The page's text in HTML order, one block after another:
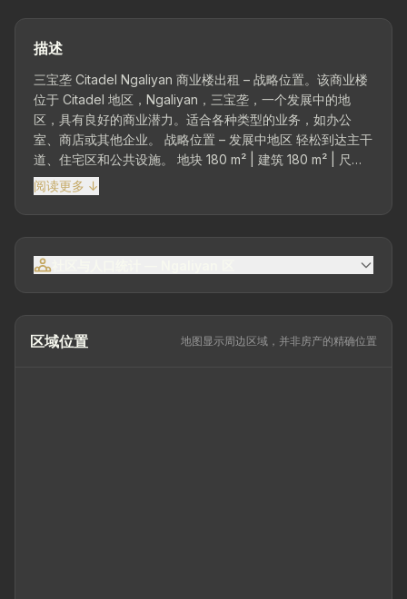
描述
三宝垄 Citadel Ngaliyan 商业楼出租 – 战略位置。该商业楼
位于 Citadel 地区，Ngaliyan，三宝垄，一个发展中的地
区，具有良好的商业潜力。适合各种类型的业务，如办公
室、商店或其他企业。 战略位置 – 发展中地区 轻松到达主干
道、住宅区和公共设施。 地块 180 m² | 建筑 180 m² | 尺寸
9 x 20 | 2 层 – 宽敞且功能性的商业楼。 设施 - 1 浴室 - 厨
房 电力 3,500 瓦 | PDAM 所有权状态：HGB 未装修 租赁条
款 - 最短租赁期：2 年 - 押金：租赁价格的 10% 建筑状况：
良好
阅读更多 ↓
区域位置 地图显示周边区域，并非房产的精确位置